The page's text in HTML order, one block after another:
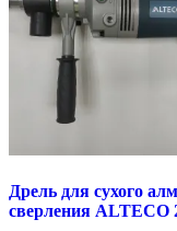
Дрель для сухого
сверления ALTECO